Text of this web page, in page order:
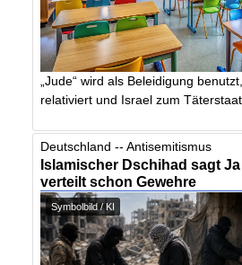
„Jude“ wird als Beleidigung
relativiert und Israel zum Täterstaat
Deutschland -- Antisemitismus
Islamischer Dschihad sagt Ja
verteilt schon Gewehre
Symbolbild / KI